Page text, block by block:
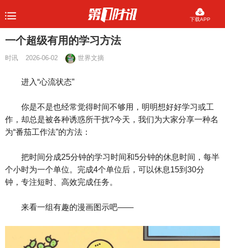
下载APP
一个超级有用的学习方法
时讯 2026-06-02 世界文摘
进入“心流状态”
你是不是也经常觉得时间不够用，明明想好好学习或工
作，却总是被各种诱惑所干扰?今天，我们为大家分享一种名
为“番茄工作法”的方法：
把时间分成25分钟的学习时间和5分钟的休息时间，每半
个小时为一个单位。完成4个单位后，可以休息15到30分
钟，专注短时、高效完成任务。
来看一组有趣的漫画图示吧——